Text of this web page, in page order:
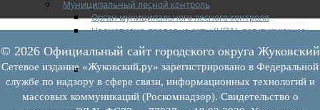
Муниципальный лесной контроль
Орган муниципального лесного контроля
Нормативно-правовые акты (НПА), регулирующие
осуществление муниципального лесного
контроля:
Управление рисками причинения вреда (ущерба)
охраняемым законом ценностям при
осуществлении государственного контроля
© 2026 Официальный сайт городского округа Жуковский
Сетевое издание «Жуковский.ру» зарегистрировано в Федеральной
службе по надзору в сфере связи, информационных технологий и
массовых коммуникаций (Роскомнадзор). Свидетельство о